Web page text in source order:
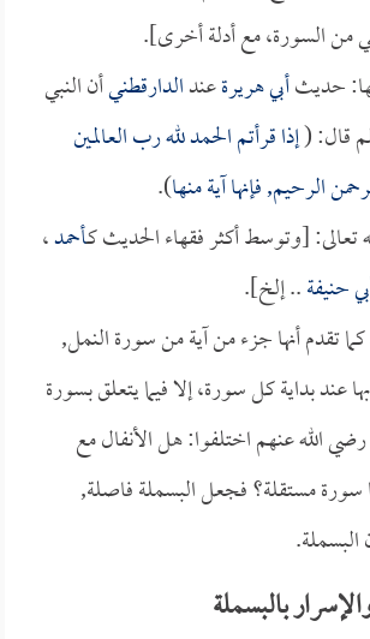
من السورة، مع أدلة أخرى].
حديثأبي هريرةعندالدارقطنيأن النبي
قال: (إذا قرأتم الحمد لله رب العالمين
الرحيم, فإنها آية منها).
تعالى: [وتوسط أكثر فقهاء الحديث كـأحمد،
حنيفة.. إلخ].
كما تقدم أنها جزء من آية من سورة النمل,
عند بداية كل سورة، إلا فيما يتعلق بسورة
الله عنهم اختلفوا: هل الأنفال مع
سورة مستقلة؟ فجعل البسملة فاصلة,
بالبسملة